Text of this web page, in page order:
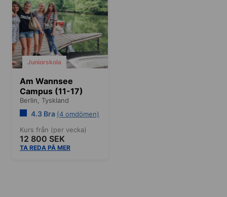
Juniorskola
Am Wannsee
Campus (11-17)
Berlin, Tyskland
4.3 Bra (4 omdömen)
Kurs från (per vecka)
12 800 SEK
TA REDA PÅ MER